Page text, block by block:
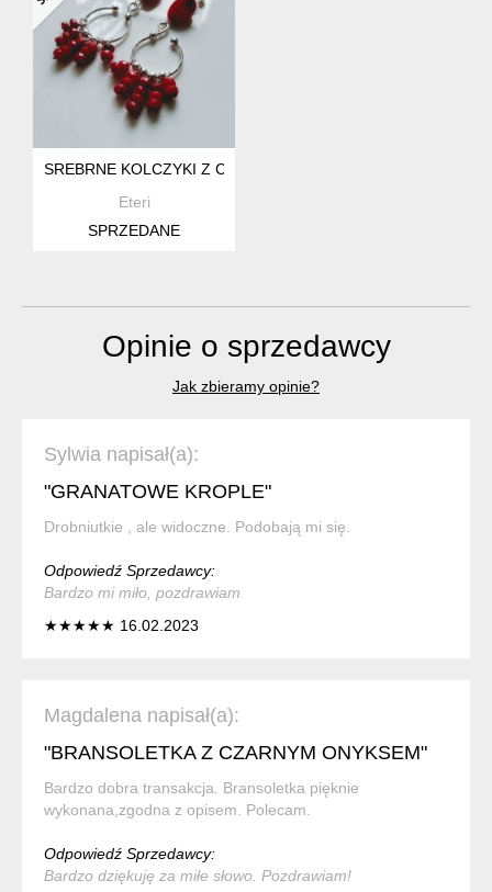
SREBRNE KOLCZYKI Z CZERWONYM KORALEM
Eteri
SPRZEDANE
Opinie o sprzedawcy
Jak zbieramy opinie?
Sylwia napisał(a):
"GRANATOWE KROPLE"
Drobniutkie , ale widoczne. Podobają mi się.
Odpowiedź Sprzedawcy:
Bardzo mi miło, pozdrawiam
★★★★★ 16.02.2023
Magdalena napisał(a):
"BRANSOLETKA Z CZARNYM ONYKSEM"
Bardzo dobra transakcja. Bransoletka pięknie
wykonana,zgodna z opisem. Polecam.
Odpowiedź Sprzedawcy:
Bardzo dziękuję za miłe słowo. Pozdrawiam!